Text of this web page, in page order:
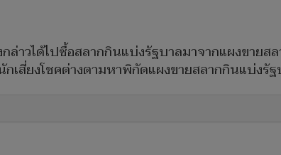
ล่าวได้ไปซื้อสลากกินแบ่งรัฐบาลมาจากแผงขาย
เสี่ยงโชคต่างตามหาพิกัดแผงขายสลากกินแบ่งรัฐ